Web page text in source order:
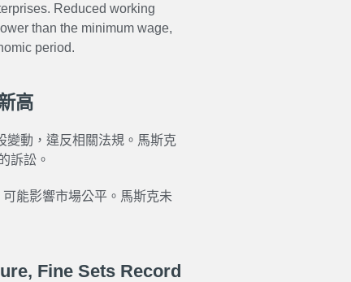
Reduced working
than the minimum wage,
period.
高
變動，違反相關法規。馬斯克
訴訟。
能影響市場公平。馬斯克未
Fine Sets Record